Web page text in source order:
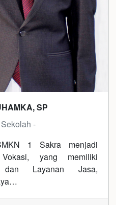
SP
-
1 Sakra menjadi
yang memiliki
dan Layanan Jasa,